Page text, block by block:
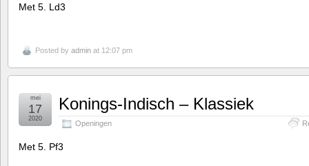
Met 5. Ld3
Posted by admin at 12:07 pm
Konings-Indisch – Klassiek
Openingen
mei
17
2020
Met 5. Pf3